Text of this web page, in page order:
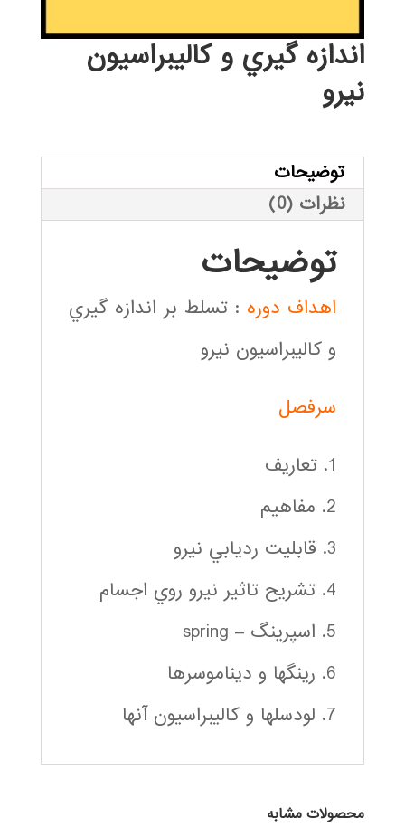
اندازه گيري و كاليبراسيون
نيرو
توضیحات
نظرات (0)
توضیحات
اهداف دوره : تسلط بر اندازه گيري
و كاليبراسيون نيرو
سرفصل
1. تعاريف
2. مفاهيم
3. قابليت رديابي نيرو
4. تشريح تاثير نيرو روي اجسام
5. اسپرينگ – spring
6. رينگها و ديناموسرها
7. لودسلها و كاليبراسيون آنها
محصولات مشابه